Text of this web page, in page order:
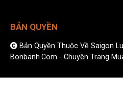
BẢN QUYỀN
Bản Quyền Thuộc Về Saigon
Bonbanh.com - Chuyên Trang